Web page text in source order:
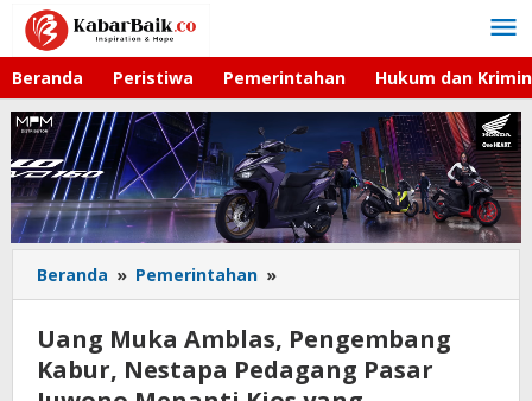
Lewati
konten
Beranda Peristiwa Pemerintahan Hukum dan
Beranda » Pemerintahan »
Muka
Pengembang
Kabur,
Uang Muka Amblas, Pengembang
Kabur, Nestapa Pedagang Pasar